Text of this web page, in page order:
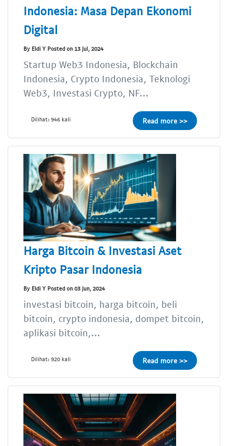
Indonesia: Masa Depan Ekonomi
Digital
By Eldi Y Posted on 13 Jul, 2024
Startup Web3 Indonesia, Blockchain
Indonesia, Crypto Indonesia, Teknologi
Web3, Investasi Crypto, NF...
Dilihat: 946 kali Read more >>
Harga Bitcoin & Investasi Aset
Kripto Pasar Indonesia
By Eldi Y Posted on 03 Jun, 2024
investasi bitcoin, harga bitcoin, beli
bitcoin, crypto indonesia, dompet bitcoin,
aplikasi bitcoin,...
Dilihat: 920 kali Read more >>